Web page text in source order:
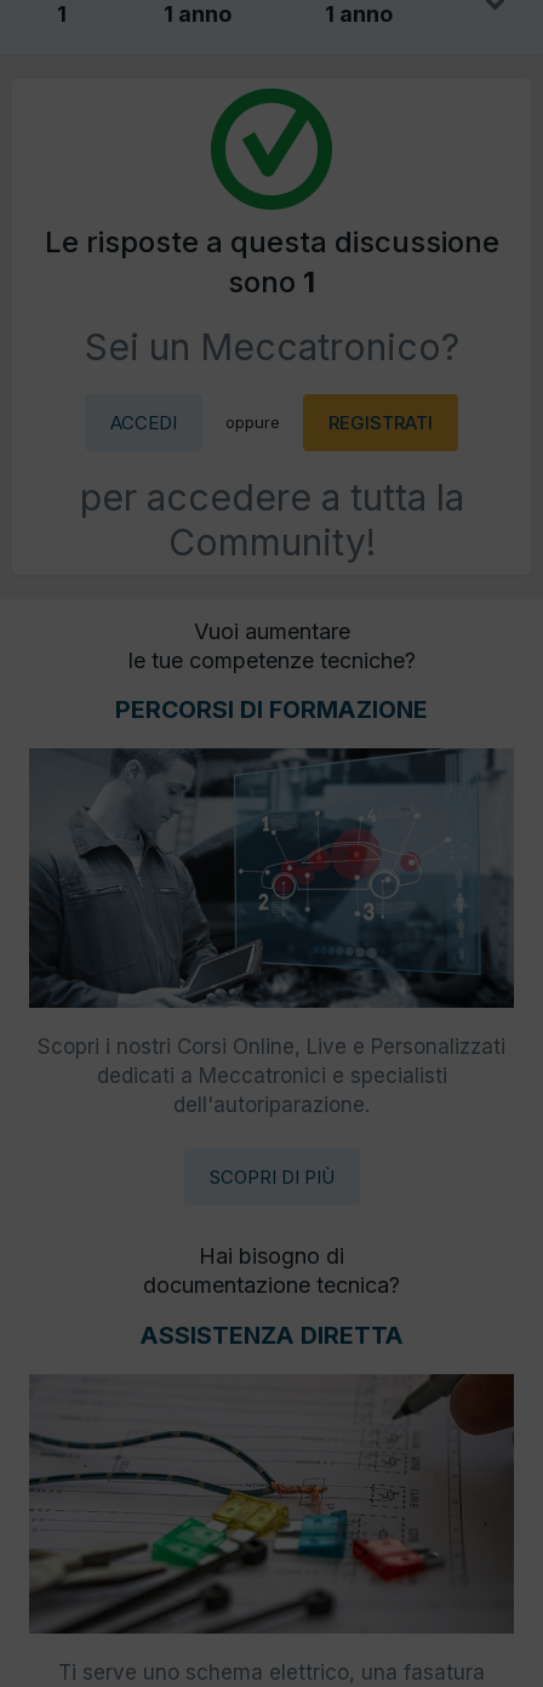
1 1 anno 1 anno
Le risposte a questa discussione
sono 1
Sei un Meccatronico?
ACCEDI oppure REGISTRATI
per accedere a tutta la
Community!
Vuoi aumentare
le tue competenze tecniche?
PERCORSI DI FORMAZIONE
Scopri i nostri Corsi Online, Live e Personalizzati
dedicati a Meccatronici e specialisti
dell'autoriparazione.
SCOPRI DI PIÙ
Hai bisogno di
documentazione tecnica?
ASSISTENZA DIRETTA
Ti serve uno schema elettrico, una fasatura